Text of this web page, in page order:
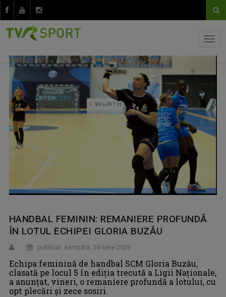
HANDBAL FEMININ: REMANIERE PROFUNDĂ
ÎN LOTUL ECHIPEI GLORIA BUZĂU
publicat: sâmbătă, 24 iunie 2023
Echipa feminină de handbal SCM Gloria Buzău,
clasată pe locul 5 în ediţia trecută a Ligii Naţionale,
a anunţat, vineri, o remaniere profundă a lotului, cu
opt plecări şi zece sosiri.